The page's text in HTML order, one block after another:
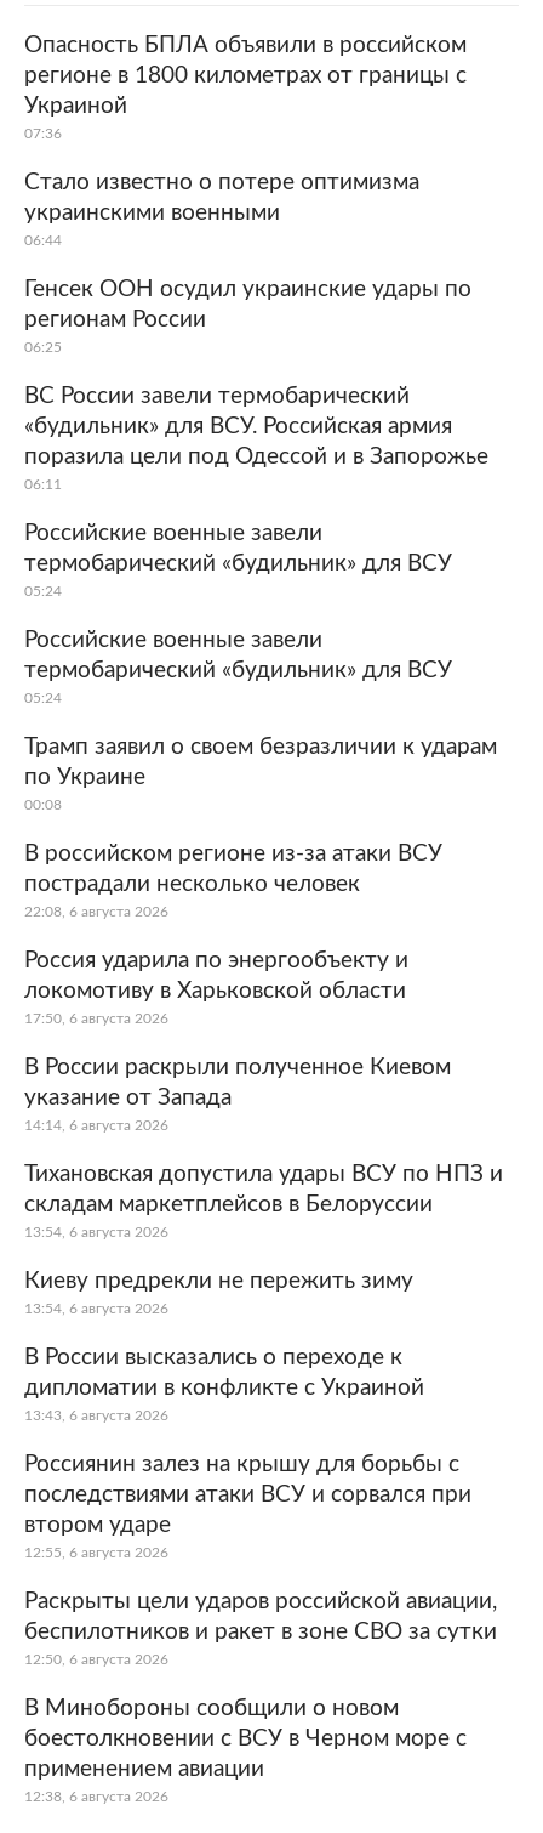
Опасность БПЛА объявили в российском
регионе в 1800 километрах от границы с
Украиной
07:36
Стало известно о потере оптимизма
украинскими военными
06:44
Генсек ООН осудил украинские удары по
регионам России
06:25
ВС России завели термобарический
«будильник» для ВСУ. Российская армия
поразила цели под Одессой и в Запорожье
06:11
Российские военные завели
термобарический «будильник» для ВСУ
05:24
Российские военные завели
термобарический «будильник» для ВСУ
05:24
Трамп заявил о своем безразличии к ударам
по Украине
00:08
В российском регионе из-за атаки ВСУ
пострадали несколько человек
22:08, 6 августа 2026
Россия ударила по энергообъекту и
локомотиву в Харьковской области
17:50, 6 августа 2026
В России раскрыли полученное Киевом
указание от Запада
14:14, 6 августа 2026
Тихановская допустила удары ВСУ по НПЗ и
складам маркетплейсов в Белоруссии
13:54, 6 августа 2026
Киеву предрекли не пережить зиму
13:54, 6 августа 2026
В России высказались о переходе к
дипломатии в конфликте с Украиной
13:43, 6 августа 2026
Россиянин залез на крышу для борьбы с
последствиями атаки ВСУ и сорвался при
втором ударе
12:55, 6 августа 2026
Раскрыты цели ударов российской авиации,
беспилотников и ракет в зоне СВО за сутки
12:50, 6 августа 2026
В Минобороны сообщили о новом
боестолкновении с ВСУ в Черном море с
применением авиации
12:38, 6 августа 2026